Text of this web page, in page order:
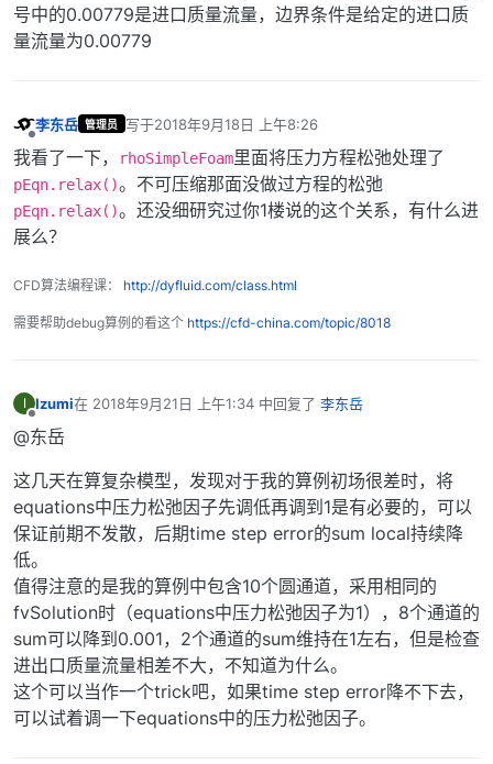
号中的0.00779是进口质量流量，边界条件是给定的进口质
量流量为0.00779
李东岳 管理员 写于2018年9月18日 上午8:26
最后由 编辑
我看了一下， rhoSimpleFoam里面将压力方程松弛处理了
pEqn.relax()。不可压缩那面没做过方程的松弛
pEqn.relax()。还没细研究过你1楼说的这个关系，有什么进
展么？
CFD算法编程课： http://dyfluid.com/class.html
需要帮助debug算例的看这个 https://cfd-china.com/topic/8018
I
离线
Izumi在 2018年9月21日 上午1:34 中回复了 李东岳
最后由 编辑
@东岳
这几天在算复杂模型，发现对于我的算例初场很差时，将
equations中压力松弛因子先调低再调到1是有必要的，可以
保证前期不发散，后期time step error的sum local持续降
低。
值得注意的是我的算例中包含10个圆通道，采用相同的
fvSolution时（equations中压力松弛因子为1），8个通道的
sum可以降到0.001，2个通道的sum维持在1左右，但是检查
进出口质量流量相差不大，不知道为什么。
这个可以当作一个trick吧，如果time step error降不下去，
可以试着调一下equations中的压力松弛因子。